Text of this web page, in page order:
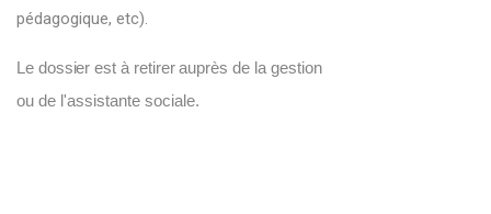
pédagogique, etc).
Le dossier est àretirerauprès de la gestion
ou de l'assistante sociale.